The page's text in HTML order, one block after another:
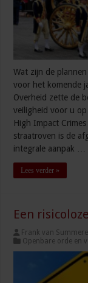
Wat zijn de
voor het komende
Overheid zette de
veiligheid voor u
High Impact
straatroven is de
integrale aanpak …
Lees verder »
Een
Frank van
Openbare orde en